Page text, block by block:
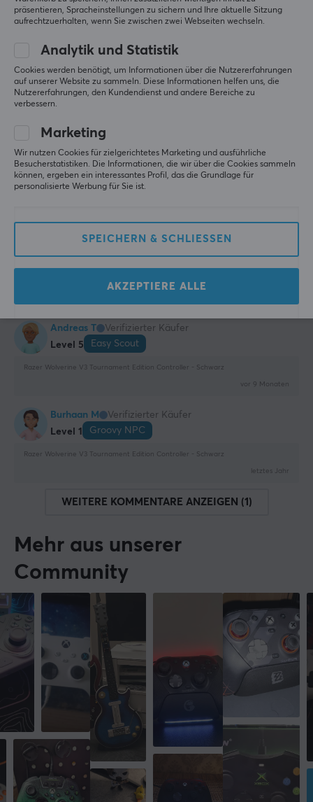
Farbe
Weiß
Herstellergarantie
2 jahr garantie
Toller Controller!
Razer Wolverine V3 Tournament Edition Controller - Schwarz
letztes Jahr
0 Likes
Level 18
Nice Warlord
PC
Razer Wolverine V3 Tournament Edition Controller - Schwarz
Adam B
Verifizierter Käufer
Level 6
Groovy Specialist
PC
Razer Wolverine V3 Tournament Edition Controller - Schwarz
Andreas T
Verifizierter Käufer
Level 5
Easy Scout
Razer Wolverine V3 Tournament Edition Controller - Schwarz
vor 9 Monaten
Burhaan M
Verifizierter Käufer
Level 1
Groovy NPC
Razer Wolverine V3 Tournament Edition Controller - Schwarz
letztes Jahr
WEITERE KOMMENTARE ANZEIGEN (1)
Mehr aus unserer
Community
präsentieren, Spracheinstellungen zu sichern und Ihre aktuelle Sitzung
aufrechtzuerhalten, wenn Sie zwischen zwei Webseiten wechseln.
Analytik und Statistik
Cookies werden benötigt, um Informationen über die Nutzererfahrungen
auf unserer Website zu sammeln. Diese Informationen helfen uns, die
Nutzererfahrungen, den Kundendienst und andere Bereiche zu
verbessern.
Marketing
Wir nutzen Cookies für zielgerichtetes Marketing und ausführliche
Besucherstatistiken. Die Informationen, die wir über die Cookies sammeln
können, ergeben ein interessantes Profil, das die Grundlage für
personalisierte Werbung für Sie ist.
SPEICHERN & SCHLIESSEN
AKZEPTIERE ALLE